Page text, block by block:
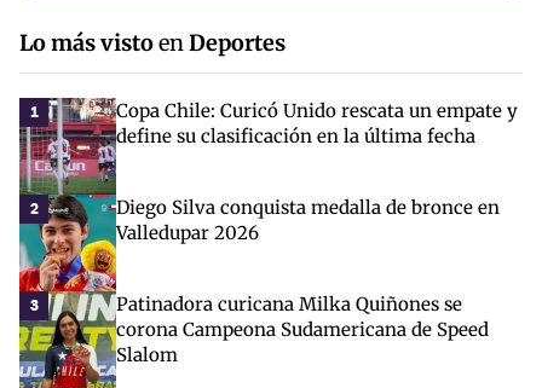
Lo más vistoenDeportes
1
Copa Chile: Curicó Unido rescata un empate y
define su clasificación en la última fecha
2
Diego Silva conquista medalla de bronce en
Valledupar 2026
3
Patinadora curicana Milka Quiñones se
corona Campeona Sudamericana de Speed
Slalom